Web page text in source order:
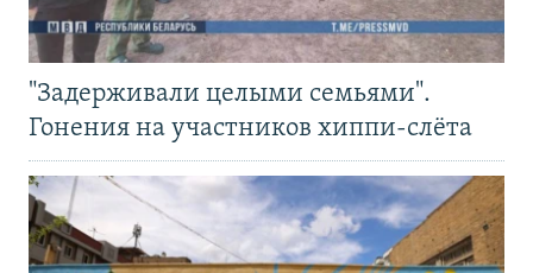
"Задерживали целыми семьями".
Гонения на участников хиппи-слёта